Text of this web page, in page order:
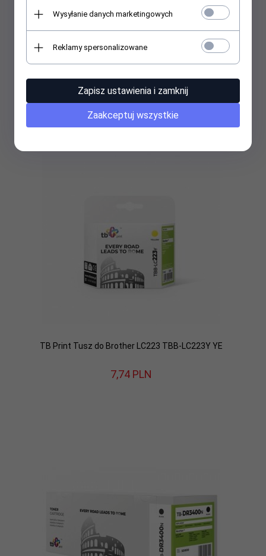
TB Print Tusz do HP DJ IA 2060 (HP nr 704 CN692AE) TBH-
704XLBR BK ref. XL
38,73PLN
TB Print Tusz do Brother LC223 TBB-LC223Y YE
7,74 PLN
Wysyłanie danych marketingowych
Reklamy spersonalizowane
Zapisz ustawienia i zamknij
Zaakceptuj wszystkie